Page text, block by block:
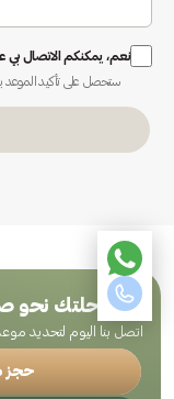
نعم، يمكنكم الاتصال بي
ستحصل على تأكيد الموعد
ابدأ رحلتك نحو
اتصل بنا اليوم لتحديد
حجز